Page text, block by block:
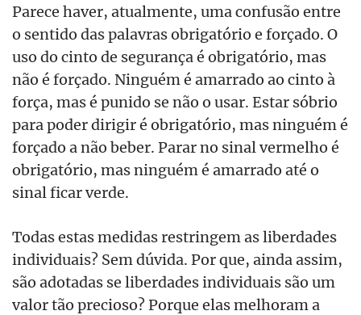
Parece haver, atualmente, uma confusão entre
o sentido das palavras obrigatório e forçado. O
uso do cinto de segurança é obrigatório, mas
não é forçado. Ninguém é amarrado ao cinto à
força, mas é punido se não o usar. Estar sóbrio
para poder dirigir é obrigatório, mas ninguém é
forçado a não beber. Parar no sinal vermelho é
obrigatório, mas ninguém é amarrado até o
sinal ficar verde.
Todas estas medidas restringem as liberdades
individuais? Sem dúvida. Por que, ainda assim,
são adotadas se liberdades individuais são um
valor tão precioso? Porque elas melhoram a